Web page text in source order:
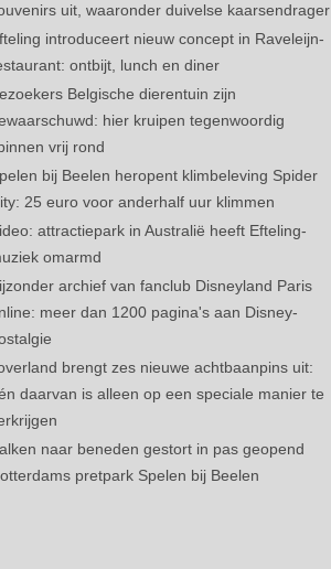
uit, waaronder duivelse kaarsendrager
introduceert nieuw concept in Raveleijn-
ontbijt, lunch en diner
Belgische dierentuin zijn
hier kruipen tegenwoordig
vrij rond
bij Beelen heropent klimbeleving Spider
25 euro voor anderhalf uur klimmen
attractiepark in Australië heeft Efteling-
omarmd
archief van fanclub Disneyland Paris
meer dan 1200 pagina's aan Disney-
brengt zes nieuwe achtbaanpins uit:
daarvan is alleen op een speciale manier te
naar beneden gestort in pas geopend
pretpark Spelen bij Beelen